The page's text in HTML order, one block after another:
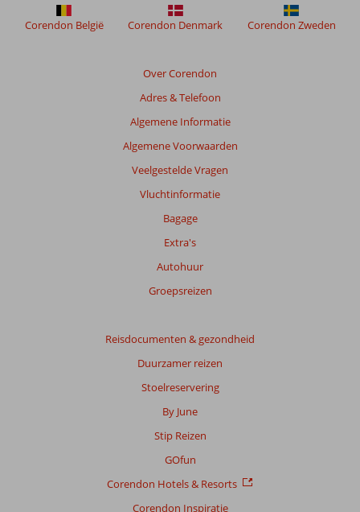
Over Corendon
Adres & Telefoon
Algemene Informatie
Algemene Voorwaarden
Veelgestelde Vragen
Vluchtinformatie
Bagage
Extra's
Autohuur
Groepsreizen
Reisdocumenten & gezondheid
Duurzamer reizen
Stoelreservering
By June
Stip Reizen
GOfun
Corendon Hotels & Resorts
Corendon Inspiratie
Corendon België Corendon Denmark Corendon Zweden